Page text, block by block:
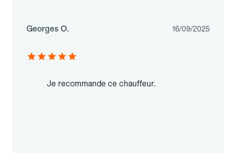
Georges O. 16/09/2025
Je recommande ce chauffeur.